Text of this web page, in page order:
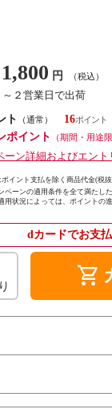
1,800 円 （税込）
～２営業日で出荷
ト
（通常）
16
ポイント
（期間・用途限
ーン詳細およびエント
イント支払を除く商品代金(税抜
ペーンの適用条件を全て満たし
用状況によっては、ポイントの
dカードでお支
shopping_cart